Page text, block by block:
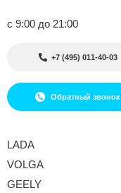
с 9:00 до 21:00
+7 (495) 011-40-03
Обратный звонок
LADA
VOLGA
GEELY